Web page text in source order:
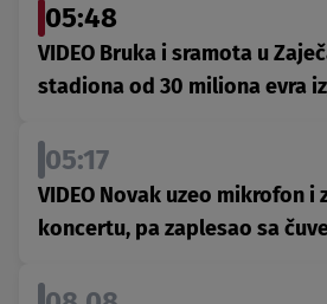
05:48
VIDEO Bruka i sramota u
stadiona od 30 miliona evra
05:17
VIDEO Novak uzeo mikrofon i
koncertu, pa zaplesao sa